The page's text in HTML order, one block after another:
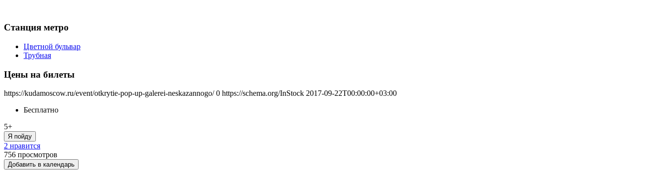
Станция метро
Цветной бульвар
Трубная
Цены на билеты
https://kudamoscow.ru/event/otkrytie-pop-up-galerei-neskazannogo/ 0 https://schema.org/InStock 2017-09-22T00:00:00+03:00
Бесплатно
5+
Я пойду
2 нравится
756 просмотров
Добавить в календарь